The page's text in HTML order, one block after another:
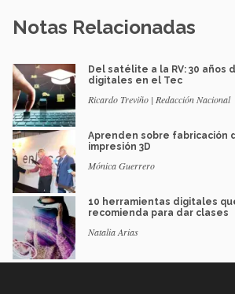
Notas Relacionadas
Del satélite a la RV: 30 años
digitales en el Tec
Ricardo Treviño | Redacción Nacional
Aprenden sobre fabricación
impresión 3D
Mónica Guerrero
10 herramientas digitales
recomienda para dar clases
Natalia Arias